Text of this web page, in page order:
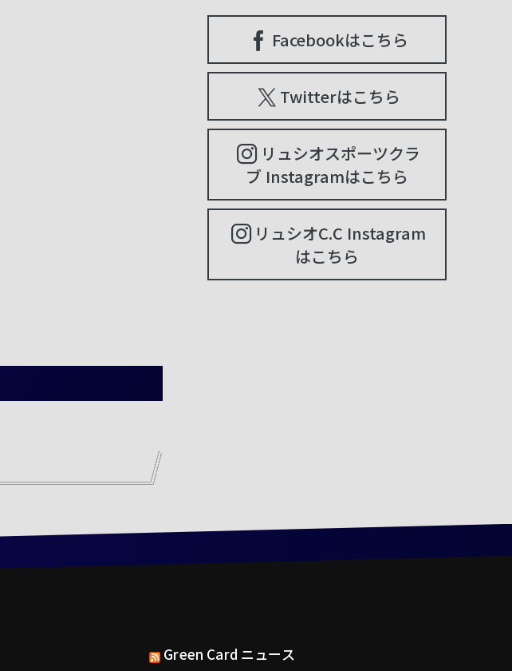
Facebookはこちら
Twitterはこちら
リュシオスポーツクラ
ブ Instagramはこちら
リュシオC.C Instagram
はこちら
Green Card ニュース